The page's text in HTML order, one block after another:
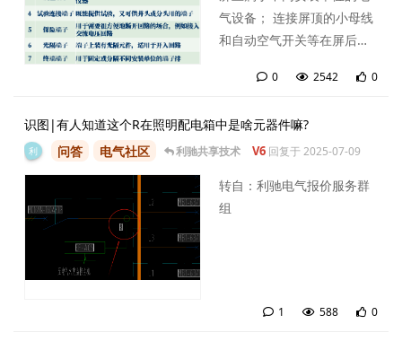
气设备； 连接屏顶的小母线
和自动空气开关等在屏后安
类型 三、端子排的排列原则
按方便接线的原则，布置在
屏的左侧或右侧。在同一侧
子排的中间用终端端子隔
0 2542 0
识图|有人知道这个R在照明配电箱中是啥元器件嘛?
利 问答 电气社区 利驰共享技术 V6 回复于2025-07-09
转自：利驰电气报价服务群
组
1 588 0